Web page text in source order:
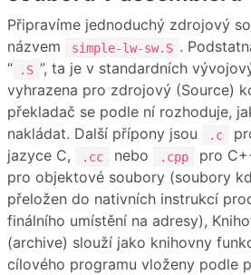
Připravíme jednoduchý zdrojový
názvem
simple-lw-sw.S .
“
.S ”, ta je v standardních
vyhrazena pro zdrojový (Source)
překladač se podle ní rozhoduje,
nakládat. Další přípony jsou
.c
jazyce C,
.cc nebo .cpp pro
pro objektové soubory (soubory
přeložen do nativních instrukcí
finálního umístění na adresy),
(archive) slouží jako knihovny
cílového programu vloženy podle